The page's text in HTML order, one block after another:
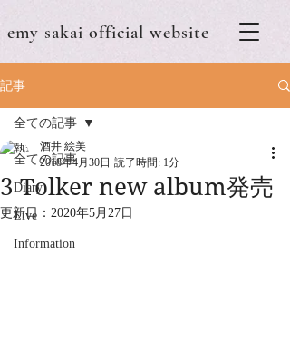
emy sakai official website
記事
全ての記事
Diary
Live
Information
全ての記事
3 Tolker new album発売
酒井 絵美
2018年4月30日 読了時間: 1分
更新日： 2020年5月27日